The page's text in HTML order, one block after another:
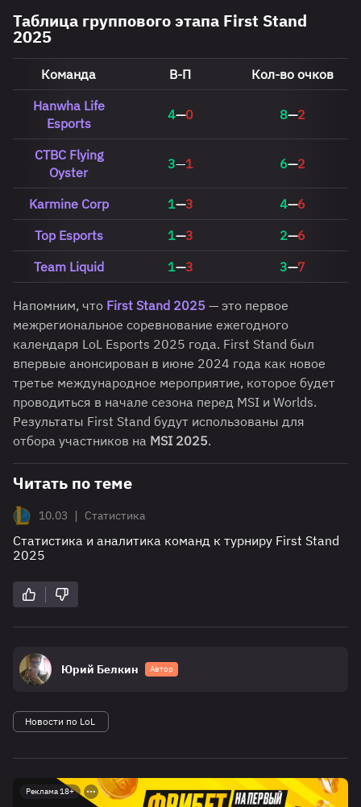
Таблица группового этапа First Stand
2025
Команда В-П
Кол-во очков
Hanwha Life
Esports
4—0 8—2
CTBC Flying
Oyster
3—1 6—2
Karmine Corp 1—3 4—6
Top Esports
1—3 2—6
Team Liquid
1—3 3—7
Напомним, что First Stand 2025 — это первое
межрегиональное соревнование ежегодного
календаря LoL Esports 2025 года. First Stand был
впервые анонсирован в июне 2024 года как новое
третье международное мероприятие, которое будет
проводиться в начале сезона перед MSI и Worlds.
Результаты First Stand будут использованы для
отбора участников на MSI 2025.
Читать по теме
10.03 | Статистика
Статистика и аналитика команд к турниру First Stand
2025
Юрий Белкин Автор
Новости по LoL
Реклама 18+